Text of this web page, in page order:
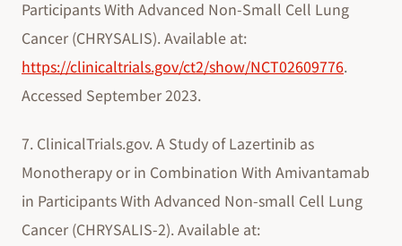
Participants With Advanced Non-Small Cell Lung
Cancer (CHRYSALIS). Available at:
https://clinicaltrials.gov/ct2/show/NCT02609776.
Accessed September 2023.
7. ClinicalTrials.gov. A Study of Lazertinib as
Monotherapy or in Combination With Amivantamab
in Participants With Advanced Non-small Cell Lung
Cancer (CHRYSALIS-2). Available at: